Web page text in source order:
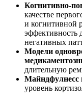
Когнитивно-
качестве
и когнитивной
эффективность
негативных
Модели
длительную
Майндфулнесс
уровень